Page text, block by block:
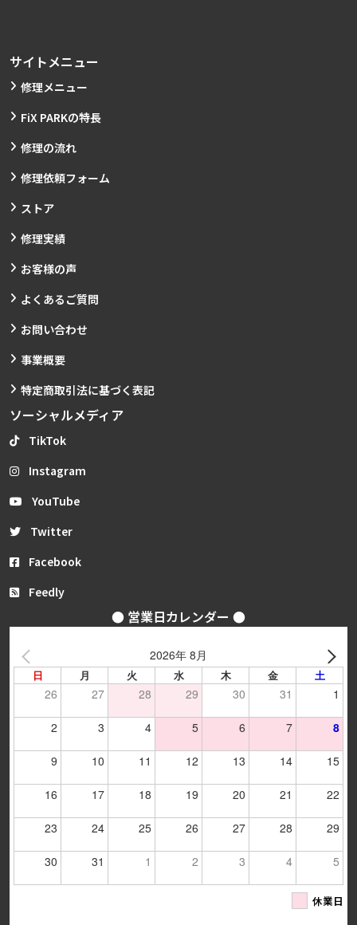
サイトメニュー
修理メニュー
FiX PARKの特長
修理の流れ
修理依頼フォーム
ストア
修理実績
お客様の声
よくあるご質問
お問い合わせ
事業概要
特定商取引法に基づく表記
ソーシャルメディア
TikTok
Instagram
YouTube
Twitter
Facebook
Feedly
● 営業日カレンダー ●
2026年 8月
日 月 火 水 木 金 土
26 27 28 29 30 31 1
2 3 4 5 6 7 8
9 10 11 12 13 14 15
16 17 18 19 20 21 22
23 24 25 26 27 28 29
30 31 1 2 3 4 5
休業日